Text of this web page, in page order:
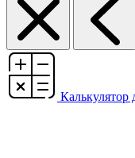
Калькулятор